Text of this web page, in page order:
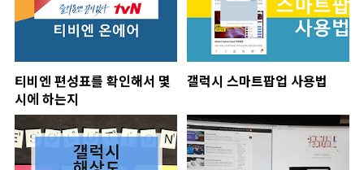
티비엔 편성표를 확인해서 몇
시에 하는지
갤럭시 스마트팝업 사용법